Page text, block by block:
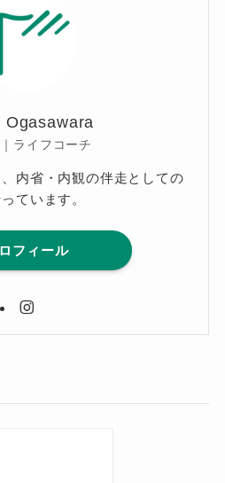
Ogasawara
ライフコーチ
内省・内観の伴走としての
ています。
フィール